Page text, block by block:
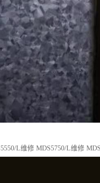
L维修 MDS5750/L维修